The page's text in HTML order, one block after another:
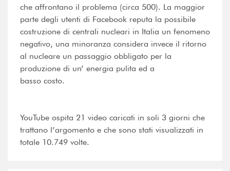
che affrontano il problema (circa 500). La maggior
parte degli utenti di Facebook reputa la possibile
costruzione di centrali nucleari in Italia un fenomeno
negativo, una minoranza considera invece il ritorno
al nucleare un passaggio obbligato per la
produzione di un’ energia pulita ed a
basso costo.
YouTube ospita 21 video caricati in soli 3 giorni che
trattano l’argomento e che sono stati visualizzati in
totale 10.749 volte.